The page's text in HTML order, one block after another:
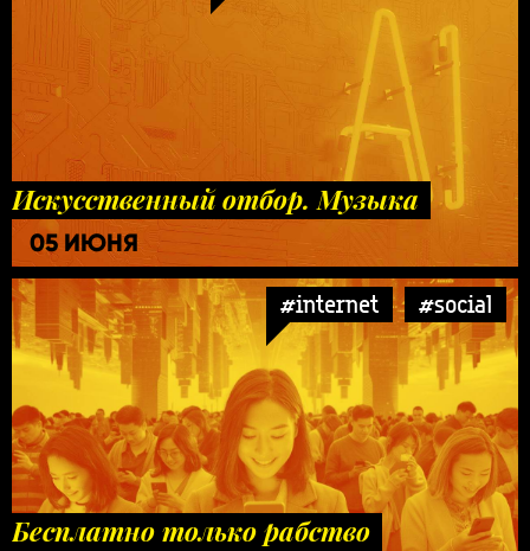
Искусственный отбор. Музыка
05 ИЮНЯ
#internet #social
Бесплатно только рабство